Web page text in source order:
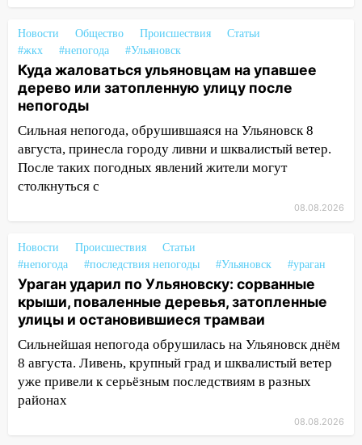
СТО на проспекте Созидателей
13:35 Непогода продолжает бить по
транспорту: в Ульяновске трамвай
сошёл с рельсов
13:22 Упавшие деревья перекрыли
дороги в Ульяновске: фото
13:17 Непогода в Ульяновске не
закончится сегодня: сильные ливни
житель Вешкаймского района похитил у
знакомого 191 тысячу рублей
13:14 Ураган оторвал светофор на
проспекте Филатова в Ульяновске
13:12 Дерево пробило крышу дома на
Новгородской в Ульяновске и рухнуло
на электрощит
В Заволжском районе дерево
Новости Общество Происшествия
Статьи
#жкх
#непогода #Ульяновск
Куда жаловаться ульяновцам на упавшее
дерево или затопленную улицу после
непогоды
Сильная непогода, обрушившаяся на Ульяновск 8
августа, принесла городу ливни и шквалистый ветер.
После таких погодных явлений жители могут
столкнуться с
08.08.2026
Новости Происшествия
Статьи
#непогода
#последствия непогоды #Ульяновск #ураган
Ураган ударил по Ульяновску: сорванные
крыши, поваленные деревья, затопленные
улицы и остановившиеся трамваи
Сильнейшая непогода обрушилась на Ульяновск днём
8 августа. Ливень, крупный град и шквалистый ветер
уже привели к серьёзным последствиям в разных
районах
08.08.2026